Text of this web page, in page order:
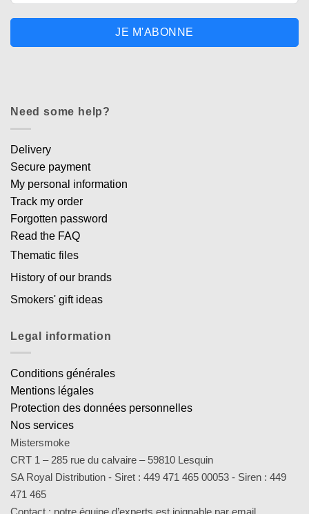
JE M'ABONNE
Need some help?
Delivery
Secure payment
My personal information
Track my order
Forgotten password
Read the FAQ
Thematic files
History of our brands
Smokers' gift ideas
Legal information
Conditions générales
Mentions légales
Protection des données personnelles
Nos services
Mistersmoke
CRT 1 – 285 rue du calvaire – 59810 Lesquin
SA Royal Distribution - Siret : 449 471 465 00053 - Siren : 449
471 465